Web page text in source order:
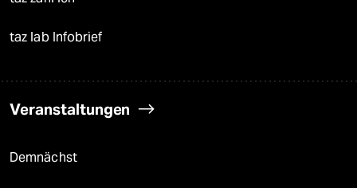
taz lab Infobrief
Veranstaltungen
Demnächst